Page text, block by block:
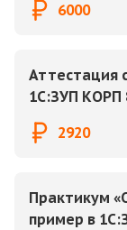
6000
Аттестация
1С:ЗУП КОРП
2920
Практикум
пример в